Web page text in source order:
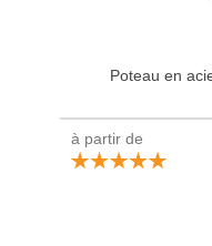
Poteau en
à partir de